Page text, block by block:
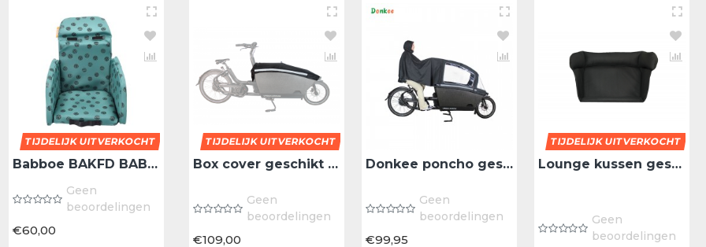
schokabsorberende en
alle natuurlijke invloeden.
TIJDELIJK UITVERKOCHT
Babboe BAKFD BAB KINDERZITJE 18+ MND LIGHT SAGE - Bak 18+ Maanden Light Sage
Geen
beoordelingen
€60,00
Babboe BAKFD BAB KINDERZITJE 18+ MND LOVELY YELLOW - Bak 18+ Maanden Lovely Yellow
beoordelingen
Babboe BAKFD BAB KINDERZITJE 18+ MND MELLOW YELLOW - Bak 18+ Maanden Mellow Yellow
beoordelingen
TIJDELIJK UITVERKOCHT
Box cover geschikt voor de Urban Arrow bakfiets box de afdekhoes
Geen
beoordelingen
€109,00
Donkee poncho geschikt voor Urban Arrow bakfiets plus regentent
Geen
beoordelingen
€99,95
TIJDELIJK UITVERKOCHT
Lounge kussen geschikt voor de Urban Arrow bakfiets
Geen
beoordelingen